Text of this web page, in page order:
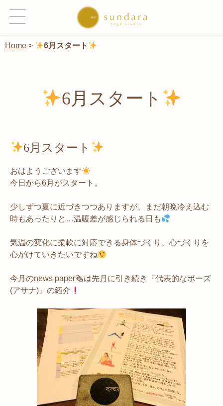
Home > 6月スタート
6月スタート
6月スタート
おはようございます
今日から6月がスタート。
少しずつ夏に近づきつつありますが、まだ朝晩冷え込む
時もあったりと…温暖差が感じられる日も
気温の変化に柔軟に対応できる身体づくり、心づくりを
心がけていきたいですね
今月のnews paper🗞は先月に引き続き『代表的なポーズ
(アサナ)』の紹介